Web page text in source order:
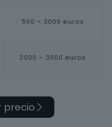
500 – 3000 euros
2000 – 3500 euros
precio